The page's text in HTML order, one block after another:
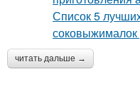
читать дальше →